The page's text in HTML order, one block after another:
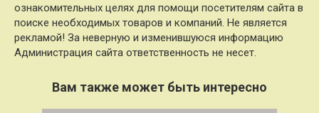
ознакомительных целях для помощи посетителям сайта в
поиске необходимых товаров и компаний. Не является
рекламой! За неверную и изменившуюся информацию
Администрация сайта ответственность не несет.
Вам также может быть интересно